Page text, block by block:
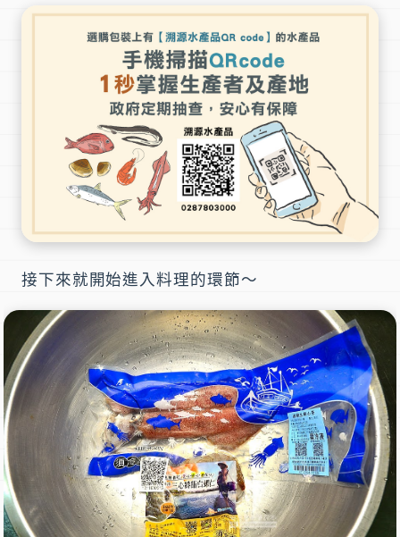
接下來就開始進入料理的環節～